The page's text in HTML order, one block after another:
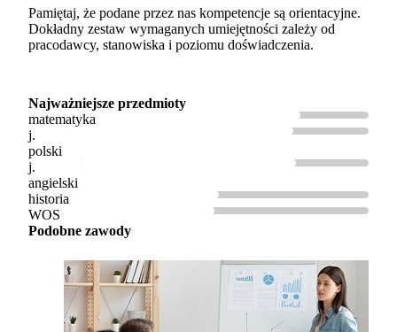
Pamiętaj, że podane przez nas kompetencje są orientacyjne.
Dokładny zestaw wymaganych umiejętności zależy od
pracodawcy, stanowiska i poziomu doświadczenia.
Najważniejsze przedmioty
matematyka
j.
polski
j.
angielski
historia
WOS
Podobne zawody